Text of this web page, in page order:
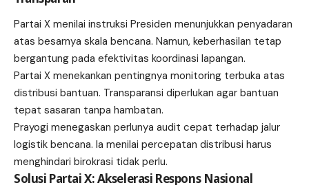
Partai X menilai instruksi Presiden menunjukkan penyadaran
atas besarnya skala bencana. Namun, keberhasilan tetap
bergantung pada efektivitas koordinasi lapangan.
Partai X menekankan pentingnya monitoring terbuka atas
distribusi bantuan. Transparansi diperlukan agar bantuan
tepat sasaran tanpa hambatan.
Prayogi menegaskan perlunya audit cepat terhadap jalur
logistik bencana. Ia menilai percepatan distribusi harus
menghindari birokrasi tidak perlu.
Solusi Partai X: Akselerasi Respons Nasional